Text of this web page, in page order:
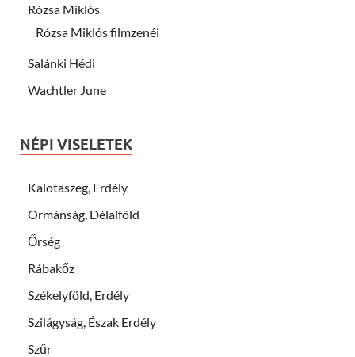
Rózsa Miklós
Rózsa Miklós filmzenéi
Salánki Hédi
Wachtler June
NÉPI VISELETEK
Kalotaszeg, Erdély
Ormánság, Délalföld
Őrség
Rábakőz
Székelyföld, Erdély
Szilágyság, Észak Erdély
Szűr